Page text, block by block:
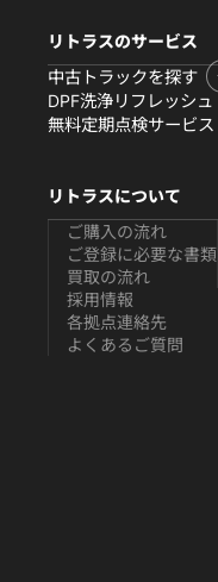
リトラスのサービス
中古トラックを探す
DPF洗浄リフレッシュ
無料定期点検サービス
リトラスについて
ご購入の流れ
ご登録に必要な書類
買取の流れ
採用情報
各拠点連絡先
よくあるご質問